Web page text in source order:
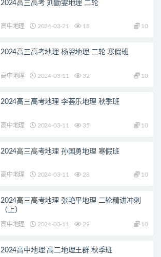
2024高三高考 刘勖雯地理 二轮
高中地理 2024-03-21 18 10
2024高三高考地理 杨翌地理 二轮 寒假班
高中地理 2024-03-11 32 10
2024高三高考地理 李荟乐地理 秋季班
高中地理 2024-03-11 35 10
2024高三高考地理 孙国勇地理 寒假班
高中地理 2024-03-11 28 10
2024高三高考地理 张艳平地理 二轮精讲冲刺
（上）
高中地理 2024-03-11 29 10
2024高中地理 高二地理王群 秋季班